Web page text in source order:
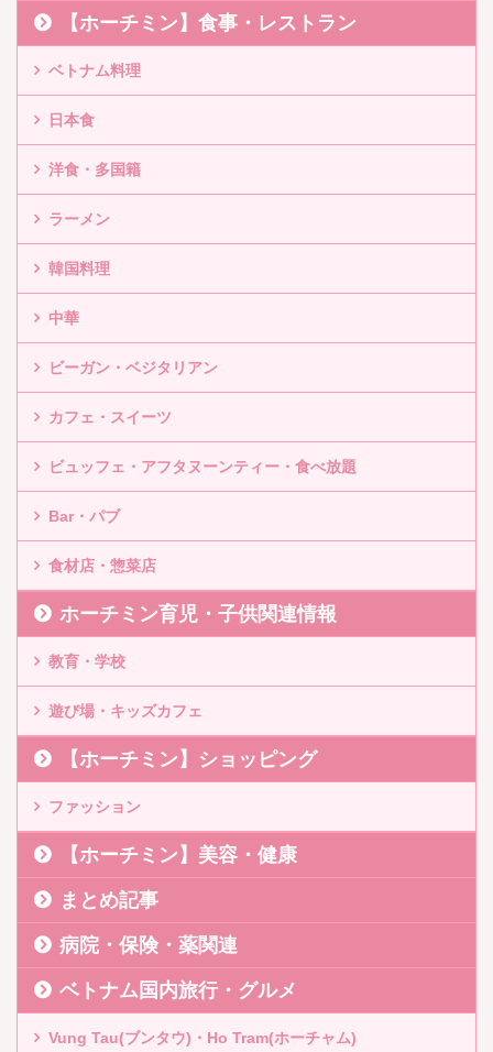
【ホーチミン】食事・レストラン
ベトナム料理
日本食
洋食・多国籍
ラーメン
韓国料理
中華
ビーガン・ベジタリアン
カフェ・スイーツ
ビュッフェ・アフタヌーンティー・食べ放題
Bar・パブ
食材店・惣菜店
ホーチミン育児・子供関連情報
教育・学校
遊び場・キッズカフェ
【ホーチミン】ショッピング
ファッション
【ホーチミン】美容・健康
まとめ記事
病院・保険・薬関連
ベトナム国内旅行・グルメ
Vung Tau(ブンタウ)・Ho Tram(ホーチャム)